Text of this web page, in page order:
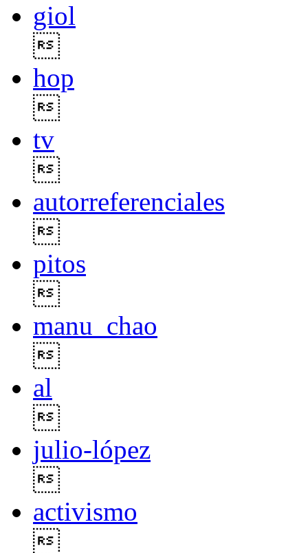
giol
hop
tv
autorreferenciales
pitos
manu_chao
al
julio-lópez
activismo